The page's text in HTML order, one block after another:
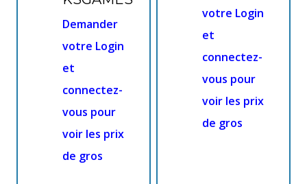
Demander
votre Login
et
connectez-
vous pour
voir les prix
de gros
votre Login
et
connectez-
vous pour
voir les prix
de gros